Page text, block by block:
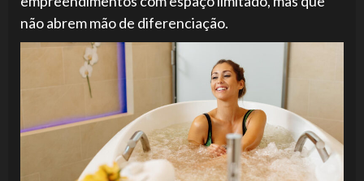
não abrem mão de diferenciação.